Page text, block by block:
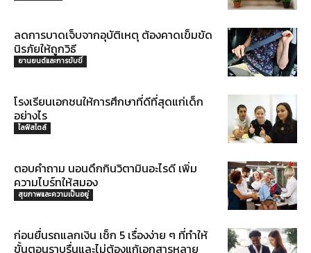
ลดการบาดเจ็บจากอุบัติเหตุ ต้องคาดเข็มขัด
นิรภัยให้ถูกวิธี
ยานยนต์และการขับขี่
โรงเรียนเอกชนให้การศึกษาที่ดีที่สุดแก่เด็ก
อย่างไร
ไลฟ์สไตล์
ตอบคำถาม นอนดึกกินวิตามินอะไรดี เพิ่ม
ความไบร์ทให้สมอง
สุขภาพและความเป็นอยู่
ก่อนยื่นรถแลกเงิน เช็ก 5 เรื่องง่าย ๆ ที่ทำให้
ขั้นตอนราบรื่นและไม่ต้องแก้เอกสารหลาย